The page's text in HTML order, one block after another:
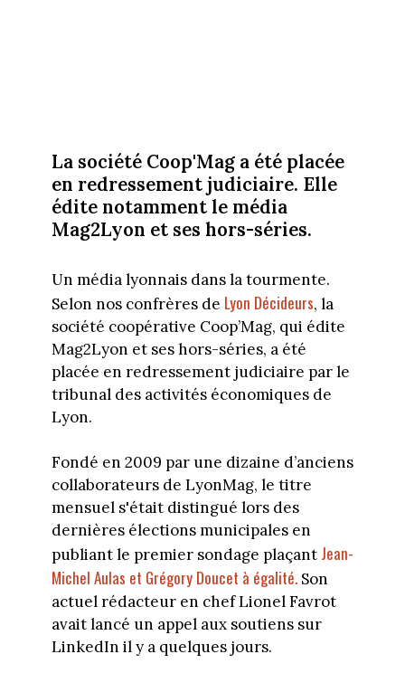
La société Coop'Mag a été placée
en redressement judiciaire. Elle
édite notamment le média
Mag2Lyon et ses hors-séries.
Un média lyonnais dans la tourmente.
Selon nos confrères de Lyon Décideurs, la
société coopérative Coop’Mag, qui édite
Mag2Lyon et ses hors-séries, a été
placée en redressement judiciaire par le
tribunal des activités économiques de
Lyon.
Fondé en 2009 par une dizaine d’anciens
collaborateurs de LyonMag, le titre
mensuel s'était distingué lors des
dernières élections municipales en
publiant le premier sondage plaçant Jean-
Michel Aulas et Grégory Doucet à égalité.Son
actuel rédacteur en chef Lionel Favrot
avait lancé un appel aux soutiens sur
LinkedIn il y a quelques jours.